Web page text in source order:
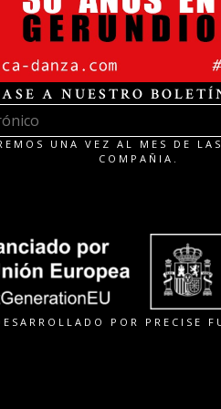
A NUESTRO
UNA VEZ AL MES DE
COMPAÑIA.
POR PRECISE